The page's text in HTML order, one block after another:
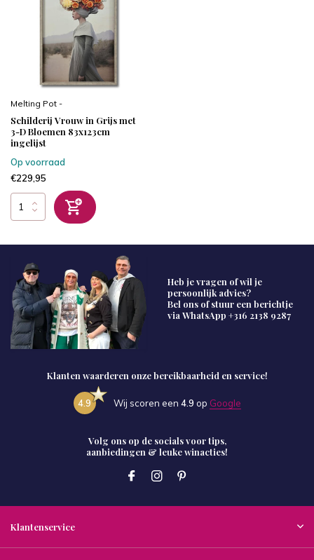
Melting Pot -
Schilderij Vrouw in Grijs met
3-D Bloemen 83x123cm
ingelijst
Op voorraad
€229,95
Heb je vragen of wil je
persoonlijk advies?
Bel ons of stuur een berichtje
via WhatsApp +316 2138 9287
Klanten waarderen onze bereikbaarheid en service!
4.9 Wij scoren een 4.9 op Google
Volg ons op de socials voor tips,
aanbiedingen & leuke winacties!
Klantenservice